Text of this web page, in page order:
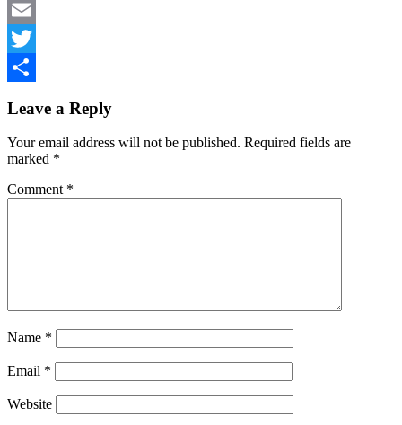
LinkedIn
Email
Twitter
Leave a Reply
Your email address will not be published. Required fields are
marked *
Comment *
Name *
Email *
Website